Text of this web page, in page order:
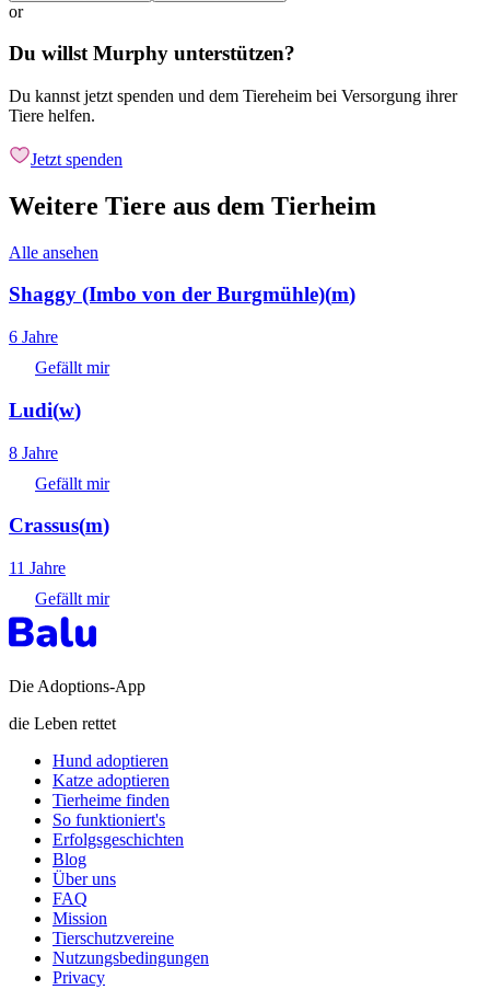
or
Du willst Murphy unterstützen?
Du kannst jetzt spenden und dem Tiereheim bei Versorgung ihrer
Tiere helfen.
Jetzt spenden
Weitere Tiere aus dem Tierheim
Alle ansehen
Shaggy (Imbo von der Burgmühle)(m)
6 Jahre
Gefällt mir
Ludi(w)
8 Jahre
Gefällt mir
Crassus(m)
11 Jahre
Gefällt mir
Die Adoptions-App
die Leben rettet
Hund adoptieren
Katze adoptieren
Tierheime finden
So funktioniert's
Erfolgsgeschichten
Blog
Über uns
FAQ
Mission
Tierschutzvereine
Nutzungsbedingungen
Privacy